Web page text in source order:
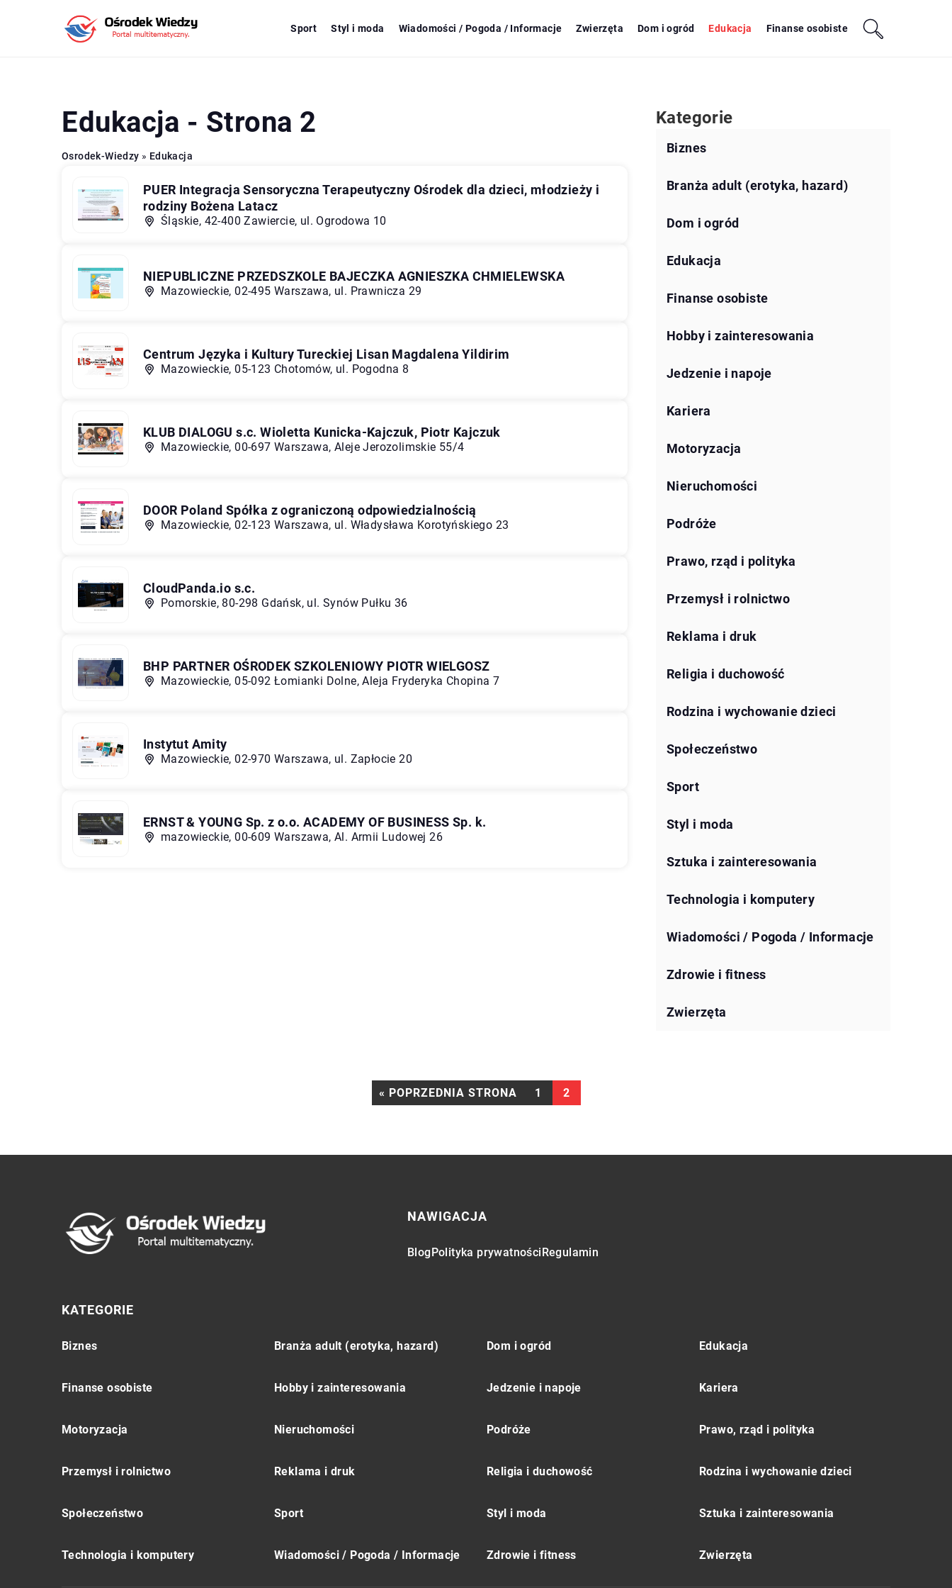
Sport Styl i moda Wiadomości / Pogoda / Informacje Zwierzęta Dom i ogród Edukacja Finanse osobiste
Edukacja - Strona 2
Osrodek-Wiedzy » Edukacja
PUER Integracja Sensoryczna Terapeutyczny Ośrodek dla dzieci, młodzieży i
rodziny Bożena Latacz
Śląskie, 42-400 Zawiercie, ul. Ogrodowa 10
NIEPUBLICZNE PRZEDSZKOLE BAJECZKA AGNIESZKA CHMIELEWSKA
Mazowieckie, 02-495 Warszawa, ul. Prawnicza 29
Centrum Języka i Kultury Tureckiej Lisan Magdalena Yildirim
Mazowieckie, 05-123 Chotomów, ul. Pogodna 8
KLUB DIALOGU s.c. Wioletta Kunicka-Kajczuk, Piotr Kajczuk
Mazowieckie, 00-697 Warszawa, Aleje Jerozolimskie 55/4
DOOR Poland Spółka z ograniczoną odpowiedzialnością
Mazowieckie, 02-123 Warszawa, ul. Władysława Korotyńskiego 23
CloudPanda.io s.c.
Pomorskie, 80-298 Gdańsk, ul. Synów Pułku 36
BHP PARTNER OŚRODEK SZKOLENIOWY PIOTR WIELGOSZ
Mazowieckie, 05-092 Łomianki Dolne, Aleja Fryderyka Chopina 7
Instytut Amity
Mazowieckie, 02-970 Warszawa, ul. Zapłocie 20
ERNST & YOUNG Sp. z o.o. ACADEMY OF BUSINESS Sp. k.
mazowieckie, 00-609 Warszawa, Al. Armii Ludowej 26
Kategorie
Biznes
Branża adult (erotyka, hazard)
Dom i ogród
Edukacja
Finanse osobiste
Hobby i zainteresowania
Jedzenie i napoje
Kariera
Motoryzacja
Nieruchomości
Podróże
Prawo, rząd i polityka
Przemysł i rolnictwo
Reklama i druk
Religia i duchowość
Rodzina i wychowanie dzieci
Społeczeństwo
Sport
Styl i moda
Sztuka i zainteresowania
Technologia i komputery
Wiadomości / Pogoda / Informacje
Zdrowie i fitness
Zwierzęta
« POPRZEDNIA STRONA 1 2
NAWIGACJA
BlogPolityka prywatnościRegulamin
KATEGORIE
Biznes Branża adult (erotyka, hazard) Dom i ogród Edukacja
Finanse osobiste Hobby i zainteresowania Jedzenie i napoje Kariera
Motoryzacja Nieruchomości Podróże Prawo, rząd i polityka
Przemysł i rolnictwo Reklama i druk Religia i duchowość Rodzina i wychowanie dzieci
Społeczeństwo Sport Styl i moda Sztuka i zainteresowania
Technologia i komputery Wiadomości / Pogoda / Informacje Zdrowie i fitness Zwierzęta